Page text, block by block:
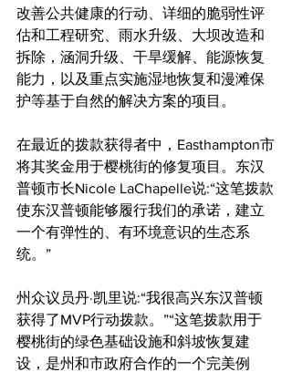
改善公共健康的行动、详细的脆弱性评
估和工程研究、雨水升级、大坝改造和
拆除，涵洞升级、干旱缓解、能源恢复
能力，以及重点实施湿地恢复和漫滩保
护等基于自然的解决方案的项目。
在最近的拨款获得者中，Easthampton市
将其奖金用于樱桃街的修复项目。东汉
普顿市长Nicole LaChapelle说:“这笔拨款
使东汉普顿能够履行我们的承诺，建立
一个有弹性的、有环境意识的生态系
统。”
州众议员丹·凯里说:“我很高兴东汉普顿
获得了MVP行动拨款。”“这笔拨款用于
樱桃街的绿色基础设施和斜坡恢复建
设，是州和市政府合作的一个完美例